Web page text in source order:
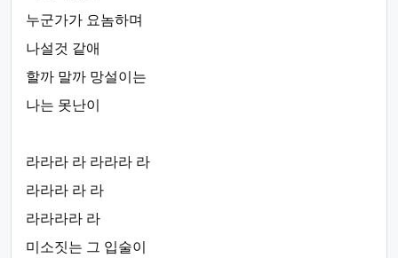
누군가가 요놈하며
나설것 같애
할까 말까 망설이는
나는 못난이
라라라 라 라라라 라
라라라 라 라
라라라라 라
미소짓는 그 입술이